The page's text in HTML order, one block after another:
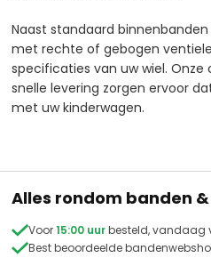
Naast standaard
met rechte of gebogen
specificaties van uw wiel.
snelle levering zorgen ervoor
met uw kinderwagen.
Alles rondom banden
Voor15:00 uurbesteld, vandaag
Best beoordeelde